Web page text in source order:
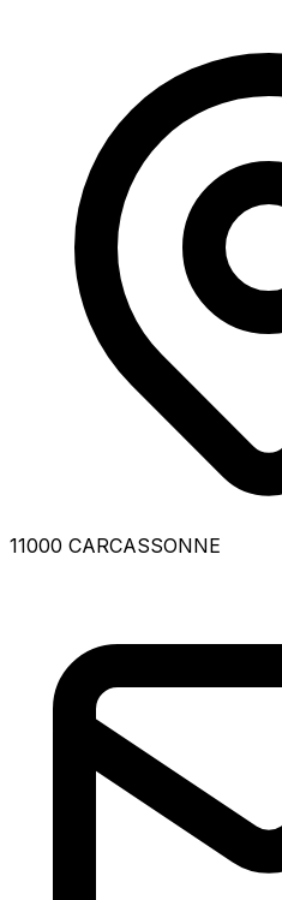
11000 CARCASSONNE